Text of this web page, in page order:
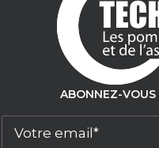
ABONNEZ-VOUS